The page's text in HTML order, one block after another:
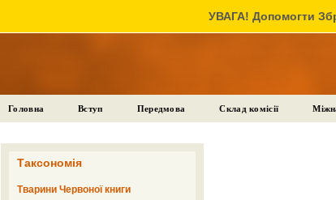
УВАГА! Допомогти
Головна Вступ Передмова Склад комісії
Таксономія
Тварини Червоної книги